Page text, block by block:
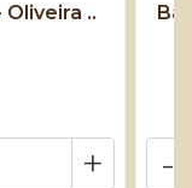
..
+ -